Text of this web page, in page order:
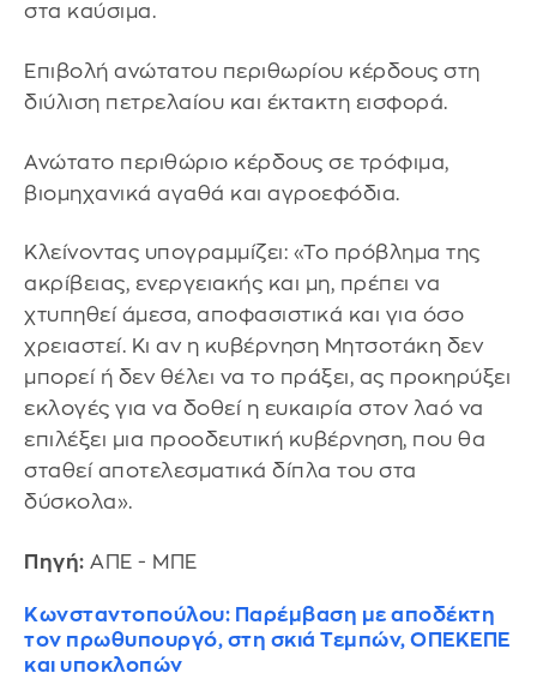
στα καύσιμα.
Επιβολή ανώτατου περιθωρίου κέρδους στη
διύλιση πετρελαίου και έκτακτη εισφορά.
Ανώτατο περιθώριο κέρδους σε τρόφιμα,
βιομηχανικά αγαθά και αγροεφόδια.
Κλείνοντας υπογραμμίζει: «Το πρόβλημα της
ακρίβειας, ενεργειακής και μη, πρέπει να
χτυπηθεί άμεσα, αποφασιστικά και για όσο
χρειαστεί. Κι αν η κυβέρνηση Μητσοτάκη δεν
μπορεί ή δεν θέλει να το πράξει, ας προκηρύξει
εκλογές για να δοθεί η ευκαιρία στον λαό να
επιλέξει μια προοδευτική κυβέρνηση, που θα
σταθεί αποτελεσματικά δίπλα του στα
δύσκολα».
Πηγή: ΑΠΕ - ΜΠΕ
Κωνσταντοπούλου: Παρέμβαση με αποδέκτη
τον πρωθυπουργό, στη σκιά Τεμπών, ΟΠΕΚΕΠΕ
και υποκλοπών